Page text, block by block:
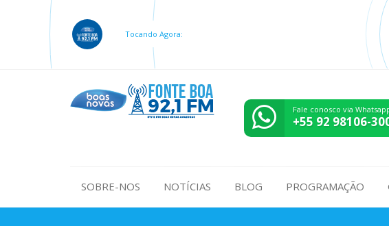
Tocando Agora:
Fale conosco via
+55 92 98106-
SOBRE-NOS NOTÍCIAS BLOG PROGRAMAÇÃO